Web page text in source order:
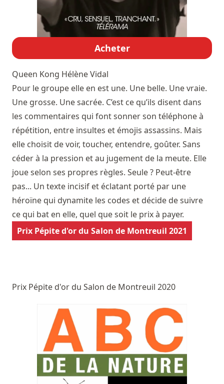
Acheter
Queen Kong Hélène Vidal
Pour le groupe elle en est une. Une belle. Une vraie.
Une grosse. Une sacrée. C’est ce qu’ils disent dans
les commentaires qui font sonner son téléphone à
répétition, entre insultes et émojis assassins. Mais
elle choisit de voir, toucher, entendre, goûter. Sans
céder à la pression et au jugement de la meute. Elle
joue selon ses propres règles. Seule ? Peut-être
pas... Un texte incisif et éclatant porté par une
héroïne qui dynamite les codes et décide de suivre
ce qui bat en elle, quel que soit le prix à payer.
Prix Pépite d'or du Salon de Montreuil 2021
Prix Pépite d'or du Salon de Montreuil 2020